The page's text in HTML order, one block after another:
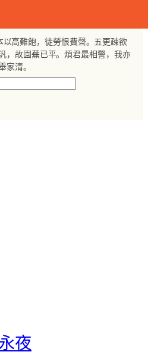
以高難飽，徒勞恨費聲。五更疎欲
，故園蕪已平。煩君最相警，我亦
家清。
夜